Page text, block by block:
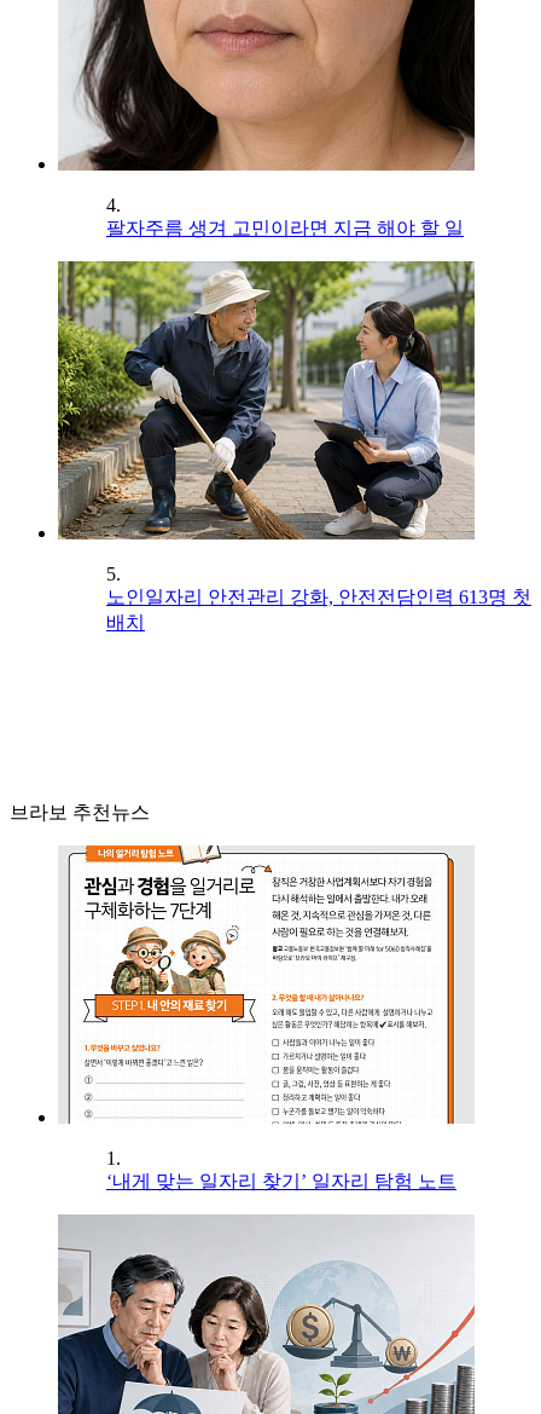
4.
팔자주름 생겨 고민이라면 지금 해야 할 일
5.
노인일자리 안전관리 강화, 안전전담인력 613명 첫
배치
브라보 추천뉴스
1.
‘내게 맞는 일자리 찾기’ 일자리 탐험 노트